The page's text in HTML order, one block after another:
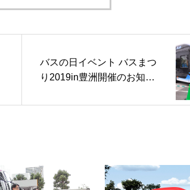
バスの日イベント バスまつ
り2019in豊洲開催のお知ら